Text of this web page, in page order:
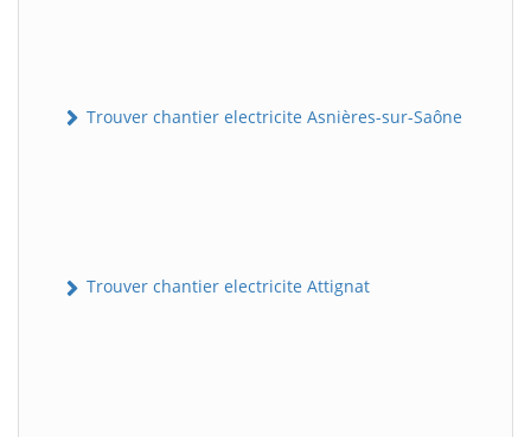
Trouver chantier electricite Asnières-sur-Saône
Trouver chantier electricite Attignat